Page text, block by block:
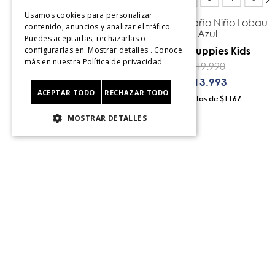
Traje de Baño Niño Loitz
Celeste
Hush Puppies Kids
$19.990
$13.993
12 $1167
AÑADIR AL CARRO
Traje de Baño Niño Lobau
Azul
Hush Puppies Kids
19.990
13.993
$1167
Usamos cookies para personalizar
contenido, anuncios y analizar el tráfico.
Puedes aceptarlas, rechazarlas o
configurarlas en 'Mostrar detalles'. Conoce
más en nuestra Política de privacidad
ACEPTAR TODO RECHAZAR TODO
MOSTRAR DETALLES